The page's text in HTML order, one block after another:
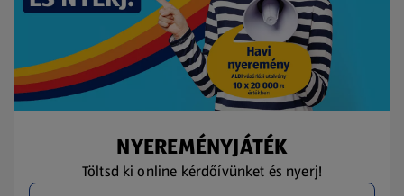
NYEREMÉNYJÁTÉK
Töltsd ki online kérdőívünket és nyerj!